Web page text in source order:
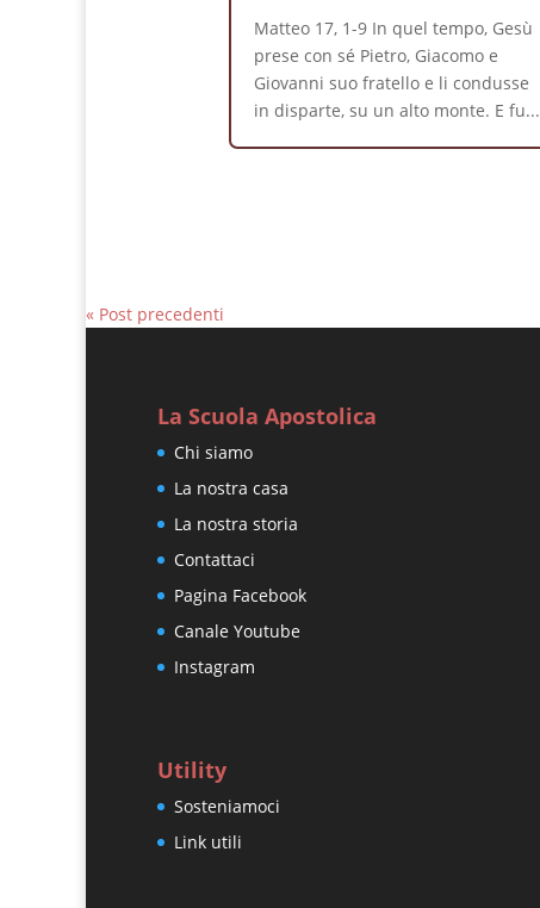
Matteo 17, 1-9 In quel tempo, Gesù
prese con sé Pietro, Giacomo e
Giovanni suo fratello e li condusse
in disparte, su un alto monte. E fu...
« Post precedenti
La Scuola Apostolica
Chi siamo
La nostra casa
La nostra storia
Contattaci
Pagina Facebook
Canale Youtube
Instagram
Utility
Sosteniamoci
Link utili